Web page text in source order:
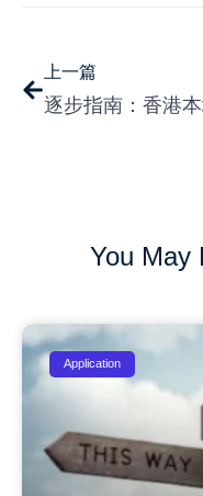
上一篇
You May
Application